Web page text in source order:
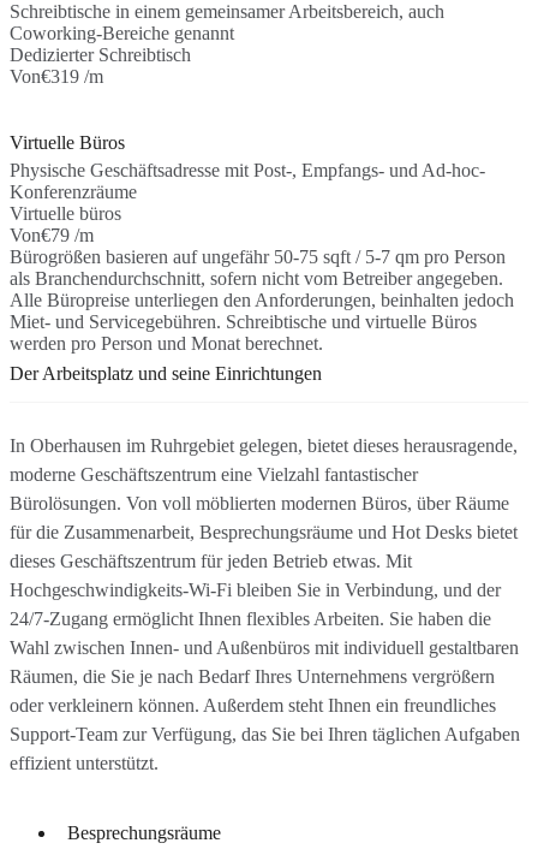
Schreibtische in einem gemeinsamer Arbeitsbereich, auch
Coworking-Bereiche genannt
Dedizierter Schreibtisch
Von€319 /m
Virtuelle Büros
Physische Geschäftsadresse mit Post-, Empfangs- und Ad-hoc-
Konferenzräume
Virtuelle büros
Von€79 /m
Bürogrößen basieren auf ungefähr 50-75 sqft / 5-7 qm pro Person
als Branchendurchschnitt, sofern nicht vom Betreiber angegeben.
Alle Büropreise unterliegen den Anforderungen, beinhalten jedoch
Miet- und Servicegebühren. Schreibtische und virtuelle Büros
werden pro Person und Monat berechnet.
Der Arbeitsplatz und seine Einrichtungen
In Oberhausen im Ruhrgebiet gelegen, bietet dieses herausragende,
moderne Geschäftszentrum eine Vielzahl fantastischer
Bürolösungen. Von voll möblierten modernen Büros, über Räume
für die Zusammenarbeit, Besprechungsräume und Hot Desks bietet
dieses Geschäftszentrum für jeden Betrieb etwas. Mit
Hochgeschwindigkeits-Wi-Fi bleiben Sie in Verbindung, und der
24/7-Zugang ermöglicht Ihnen flexibles Arbeiten. Sie haben die
Wahl zwischen Innen- und Außenbüros mit individuell gestaltbaren
Räumen, die Sie je nach Bedarf Ihres Unternehmens vergrößern
oder verkleinern können. Außerdem steht Ihnen ein freundliches
Support-Team zur Verfügung, das Sie bei Ihren täglichen Aufgaben
effizient unterstützt.
Besprechungsräume